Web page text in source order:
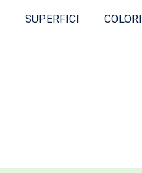
SUPERFICI COLORI